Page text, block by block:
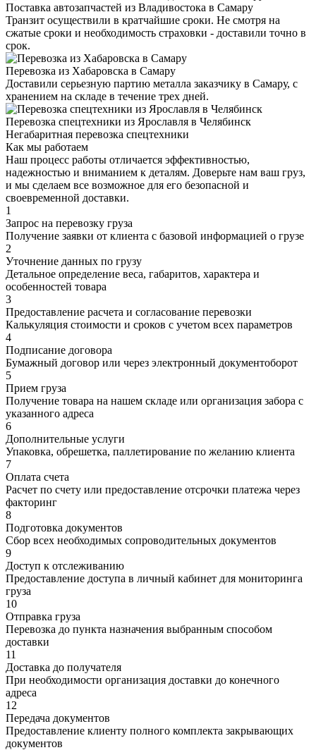
Поставка автозапчастей из Владивостока в Самару
Транзит осуществили в кратчайшие сроки. Не смотря на
сжатые сроки и необходимость страховки - доставили точно в
срок.
Перевозка из Хабаровска в Самару
Доставили серьезную партию металла заказчику в Самару, с
хранением на складе в течение трех дней.
Перевозка спецтехники из Ярославля в Челябинск
Негабаритная перевозка спецтехники
Как мы работаем
Наш процесс работы отличается эффективностью,
надежностью и вниманием к деталям. Доверьте нам ваш груз,
и мы сделаем все возможное для его безопасной и
своевременной доставки.
1
Запрос на перевозку груза
Получение заявки от клиента с базовой информацией о грузе
2
Уточнение данных по грузу
Детальное определение веса, габаритов, характера и
особенностей товара
3
Предоставление расчета и согласование перевозки
Калькуляция стоимости и сроков с учетом всех параметров
4
Подписание договора
Бумажный договор или через электронный документоборот
5
Прием груза
Получение товара на нашем складе или организация забора с
указанного адреса
6
Дополнительные услуги
Упаковка, обрешетка, паллетирование по желанию клиента
7
Оплата счета
Расчет по счету или предоставление отсрочки платежа через
факторинг
8
Подготовка документов
Сбор всех необходимых сопроводительных документов
9
Доступ к отслеживанию
Предоставление доступа в личный кабинет для мониторинга
груза
10
Отправка груза
Перевозка до пункта назначения выбранным способом
доставки
11
Доставка до получателя
При необходимости организация доставки до конечного
адреса
12
Передача документов
Предоставление клиенту полного комплекта закрывающих
документов